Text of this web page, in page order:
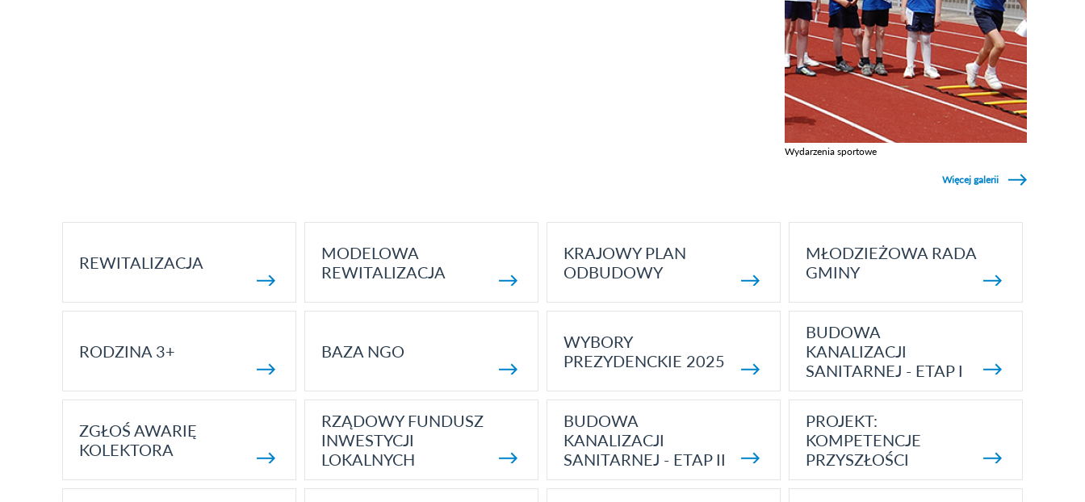
Wydarzenia sportowe
Więcej galerii
REWITALIZACJA
MODELOWA
REWITALIZACJA
KRAJOWY PLAN
ODBUDOWY
MŁODZIEŻOWA RADA
GMINY
RODZINA 3+ BAZA NGO
WYBORY
PREZYDENCKIE 2025
BUDOWA
KANALIZACJI
SANITARNEJ - ETAP I
ZGŁOŚ AWARIĘ
KOLEKTORA
RZĄDOWY FUNDUSZ
INWESTYCJI
LOKALNYCH
BUDOWA
KANALIZACJI
SANITARNEJ - ETAP II
PROJEKT:
KOMPETENCJE
PRZYSZŁOŚCI